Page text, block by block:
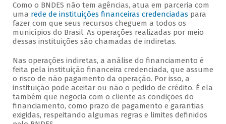
Como o BNDES não tem agências, atua em parceria com
uma rede de instituições financeiras credenciadas para
fazer com que seus recursos cheguem a todos os
municípios do Brasil. As operações realizadas por meio
dessas instituições são chamadas de indiretas.
Nas operações indiretas, a análise do financiamento é
feita pela instituição financeira credenciada, que assume
o risco de não pagamento da operação. Por isso, a
instituição pode aceitar ou não o pedido de crédito. É ela
também que negocia com o cliente as condições do
financiamento, como prazo de pagamento e garantias
exigidas, respeitando algumas regras e limites definidos